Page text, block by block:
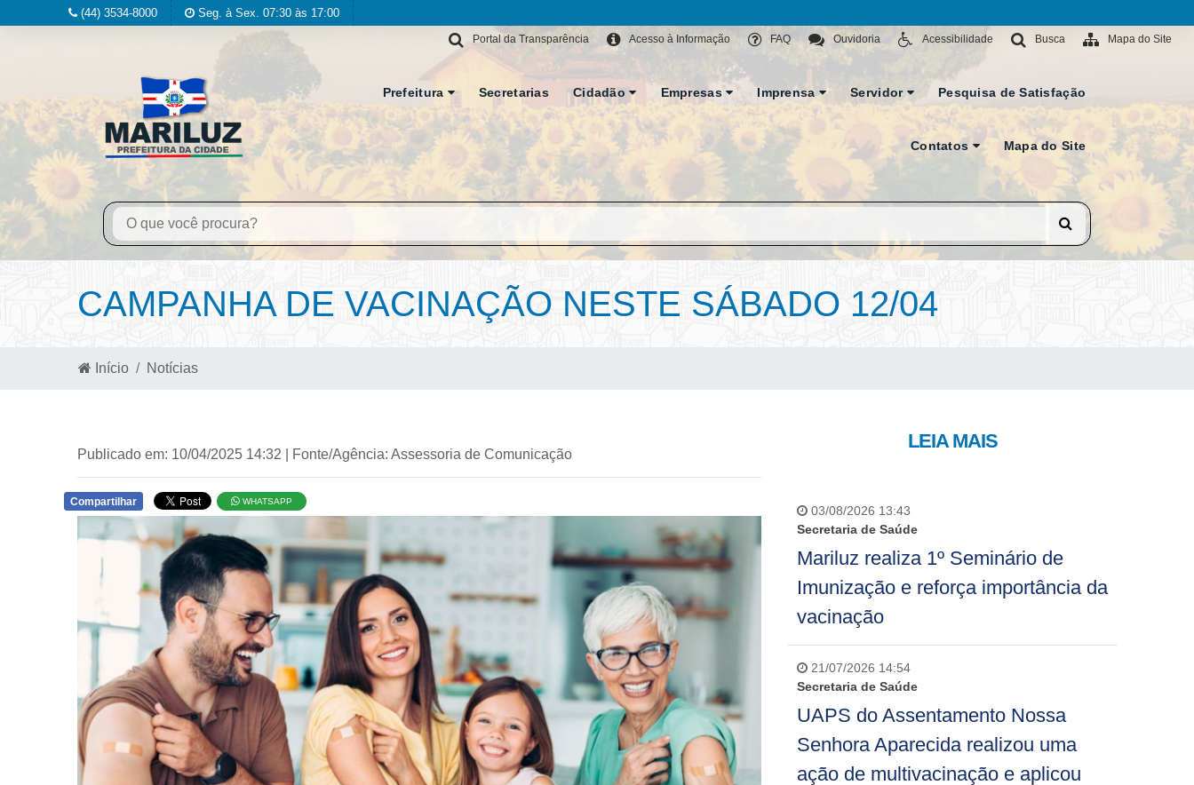
(44) 3534-8000 Seg. à Sex. 07:30 às 17:00
Mapa do Site
Busca
Acessibilidade
Ouvidoria
FAQ
Acesso à Informação
Portal da Transparência
Prefeitura Secretarias Cidadão Empresas Imprensa Servidor Pesquisa de Satisfação
Contatos Mapa do Site
CAMPANHA DE VACINAÇÃO NESTE SÁBADO 12/04
Início Notícias
Publicado em: 10/04/2025 14:32 | Fonte/Agência: Assessoria de Comunicação
Compartilhar WHATSAPP
LEIA MAIS
03/08/2026 13:43
Secretaria de Saúde
Mariluz realiza 1º Seminário de
Imunização e reforça importância da
vacinação
21/07/2026 14:54
Secretaria de Saúde
UAPS do Assentamento Nossa
Senhora Aparecida realizou uma
ação de multivacinação e aplicou